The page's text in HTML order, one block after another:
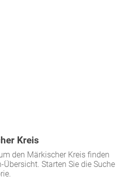
Kreis
den Märkischer Kreis finden
Starten Sie die Suche